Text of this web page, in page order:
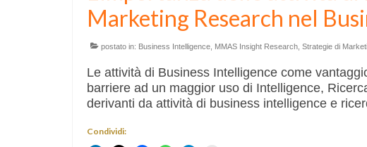
Marketing Research nel
postato in: Business Intelligence MMAS Insight Research Strategie di
Le attività di Business Intelligence come
barriere ad un maggior uso di Intelligence,
derivanti da attività di business intelligence e
Condividi: